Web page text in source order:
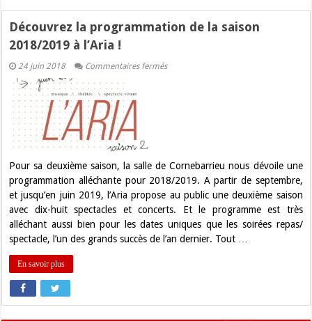
Découvrez la programmation de la saison
2018/2019 à l’Aria !
24 juin 2018 Commentaires ferméssur
Pour sa deuxième saison, la salle de Cornebarrieu nous dévoile une
programmation alléchante pour 2018/2019. A partir de septembre,
et jusqu’en juin 2019, l’Aria propose au public une deuxième saison
avec dix-huit spectacles et concerts. Et le programme est très
alléchant aussi bien pour les dates uniques que les soirées repas/
spectacle, l’un des grands succès de l’an dernier. Tout …
En savoir plus